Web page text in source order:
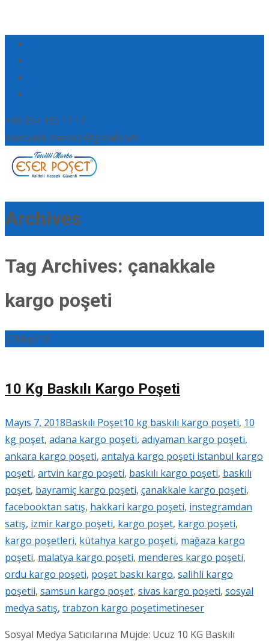
+90 554 165 17 17
eserbaskimerkezi@gmail.com
Archives
Tag Archives: çanakkale
kargo poşeti
07May/18
10 Kg Baskılı Kargo Poşeti
Mayıs 7, 2018Baskılı Poşet10 kg baskılı kargo poşeti, 10
kg poşet, adana kargo poşeti, adıyaman kargo poşeti,
ankara kargo poşeti, antalya kargo poşeti istanbul kargo
poşeti, artvin kargo poşeti, baskılı kargo poşeti, baskılı
poşet, bayramiç kargo poşeti, çanakkale kargo poşeti,
facebooktan satış, hakkari kargo poşeti, instegramdan
satış, izmir kargo poşeti, kargo poşet, kargo poşeti,
kargo poşetleri, kütahya kargo poşeti, mağaza kargo
poşeti, malatya kargo poşeti, menderes kargo poşeti,
ordu kargo poşeti, poşet baskı kargo, salihli kargo
poşetii, samsun kargo poşet, sivas kargo poşeti, sosyal
medya satış, trabzon kargo poşetimetineser
Sosyal Medya Satıcılarına Müjde: Ucuz 10 KG Baskılı